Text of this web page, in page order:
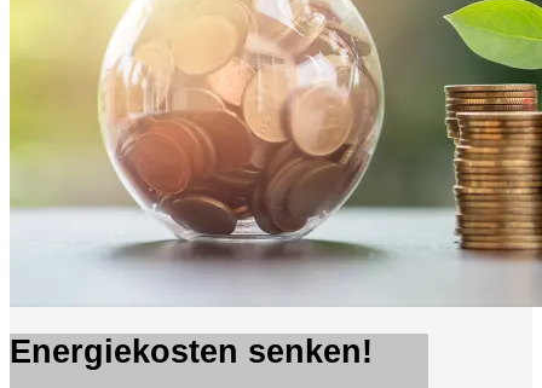
Energiekosten senken!